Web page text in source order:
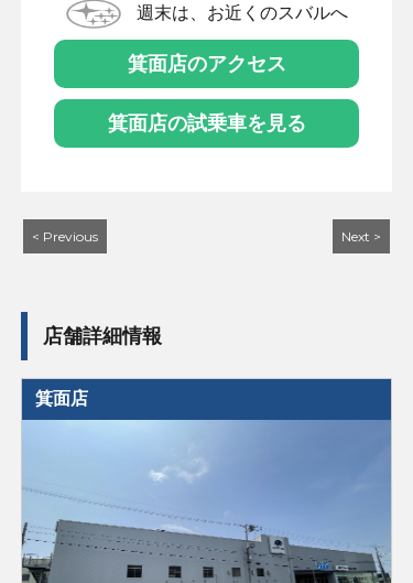
週末は、お近くのスバルへ
箕面店のアクセス
箕面店の試乗車を見る
< Previous Next >
店舗詳細情報
箕面店